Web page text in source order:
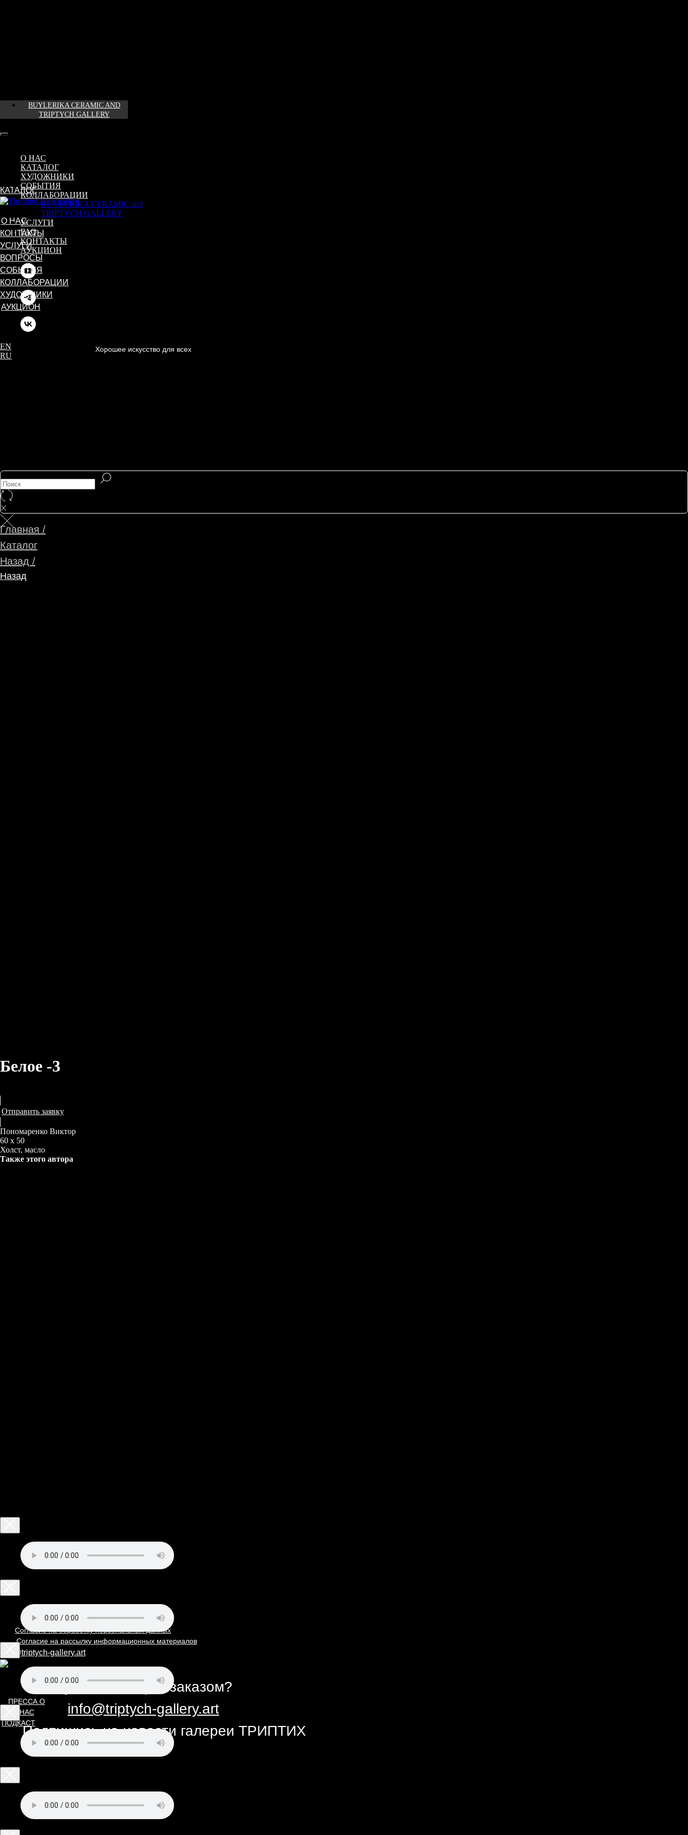
КАТАЛОГ
О НАС
КОНТАКТЫ
УСЛУГИ
ВОПРОСЫ
СОБЫТИЯ
КОЛЛАБОРАЦИИ
ХУДОЖНИКИ
АУКЦИОН
Хорошее искусство для всех
BUYLERIKA CERAMIC AND
TRIPTYCH GALLERY
О НАС
КАТАЛОГ
ХУДОЖНИКИ
СОБЫТИЯ
КОЛЛАБОРАЦИИ
BUYLERIKA CERAMIC and
TRIPTYCH GALLERY
УСЛУГИ
FAQ
КОНТАКТЫ
АУКЦИОН
EN
RU
Главная /
Каталог
Назад /
Назад
Белое -3
Отправить заявку
Пономаренко Виктор
60 x 50
Холст, масло
Также этого автора
Нужна помощь с заказом?
info@triptych-gallery.art
Подпишись на новости галереи ТРИПТИХ
Политика обработки персональных данных
Согласие на обработку персональных данных
Согласие на рассылку информационных материалов
info@triptych-gallery.art
ПРЕССА О
НАС
ПОДКАСТ